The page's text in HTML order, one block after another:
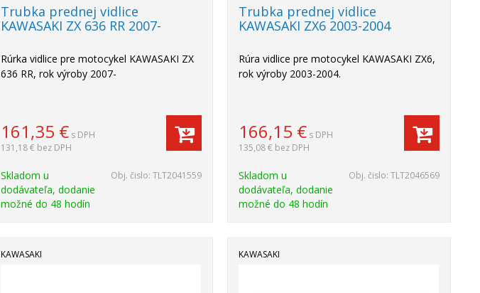
Trubka prednej vidlice
KAWASAKI ZX 636 RR 2007-
Rúrka vidlice pre motocykel KAWASAKI ZX
636 RR, rok výroby 2007-
161,35 € s DPH
131,18 € bez DPH
Skladom u
dodávateľa, dodanie
možné do 48 hodín
Obj. čislo:TLT2041559
Trubka prednej vidlice
KAWASAKI ZX6 2003-2004
Rúra vidlice pre motocykel KAWASAKI ZX6,
rok výroby 2003-2004.
166,15 € s DPH
135,08 € bez DPH
Skladom u
dodávateľa, dodanie
možné do 48 hodín
Obj. čislo: TLT2046569
KAWASAKI KAWASAKI